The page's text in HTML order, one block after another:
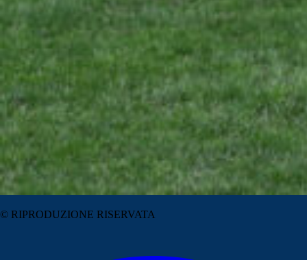
© RIPRODUZIONE RISERVATA